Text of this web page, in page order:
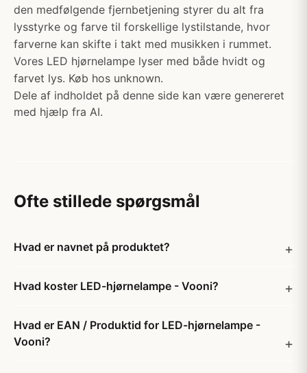
den medfølgende fjernbetjening styrer du alt fra
lysstyrke og farve til forskellige lystilstande, hvor
farverne kan skifte i takt med musikken i rummet.
Vores LED hjørnelampe lyser med både hvidt og
farvet lys. Køb hos unknown.
Dele af indholdet på denne side kan være genereret
med hjælp fra AI.
Ofte stillede spørgsmål
Hvad er navnet på produktet?
Hvad koster LED-hjørnelampe - Vooni?
Hvad er EAN / Produktid for LED-hjørnelampe -
Vooni?